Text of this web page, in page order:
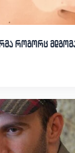
როგორც